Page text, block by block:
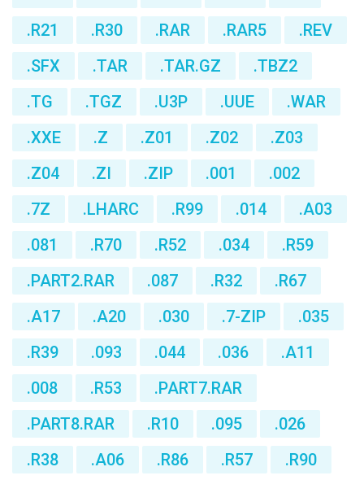
.R21
.R30 .RAR .RAR5
.REV
.SFX
.TAR .TAR.GZ
.TBZ2
.TG
.TGZ .U3P .UUE
.WAR
.XXE
.Z .Z01 .Z02
.Z03
.Z04
.ZI .ZIP .001
.002
.7Z
.LHARC .R99 .014
.A03
.081
.R70 .R52 .034
.R59
.PART2.RAR
.087 .R32
.R67
.A17
.A20 .030 .7-ZIP
.035
.R39
.093 .044 .036
.A11
.008
.R53
.PART7.RAR
.PART8.RAR
.R10 .095
.026
.R38
.A06 .R86 .R57
.R90